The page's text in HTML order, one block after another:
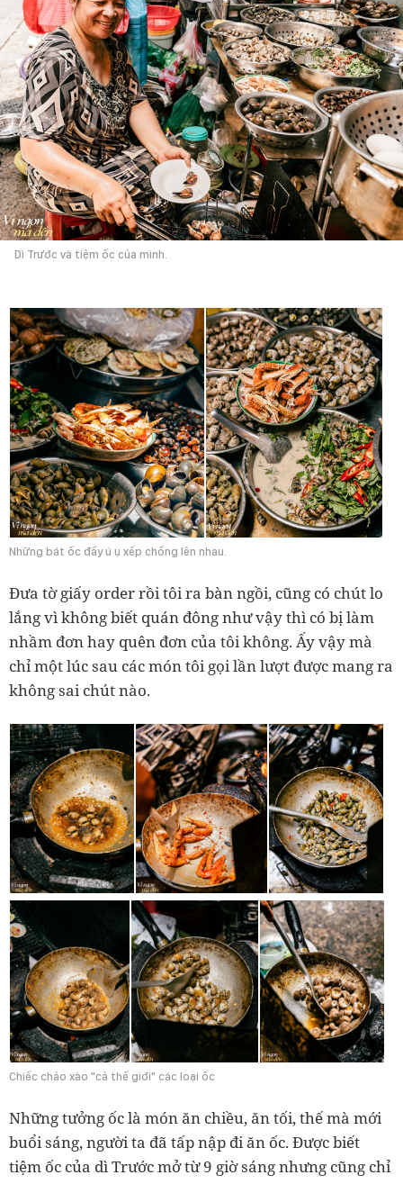
Dì Trước và tiệm ốc của mình.
Những bát ốc đầy ú ụ xếp chồng lên nhau.
Đưa tờ giấy order rồi tôi ra bàn ngồi, cũng có chút lo
lắng vì không biết quán đông như vậy thì có bị làm
nhầm đơn hay quên đơn của tôi không. Ấy vậy mà
chỉ một lúc sau các món tôi gọi lần lượt được mang ra
không sai chút nào.
Chiếc chảo xào "cả thế giới" các loại ốc
Những tưởng ốc là món ăn chiều, ăn tối, thế mà mới
buổi sáng, người ta đã tấp nập đi ăn ốc. Được biết
tiệm ốc của dì Trước mở từ 9 giờ sáng nhưng cũng chỉ